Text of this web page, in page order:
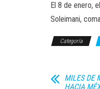
El 8 de enero,
Soleimani,
Categoría
MILES DE
HACIA